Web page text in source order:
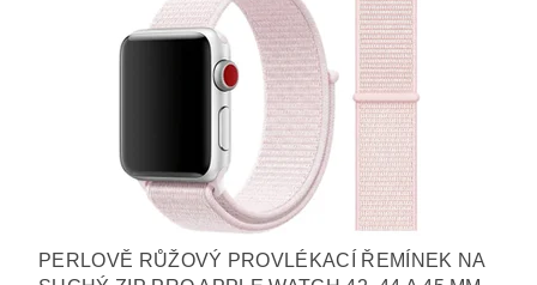
PERLOVĚ RŮŽOVÝ PROVLÉKACÍ ŘEMÍNEK NA